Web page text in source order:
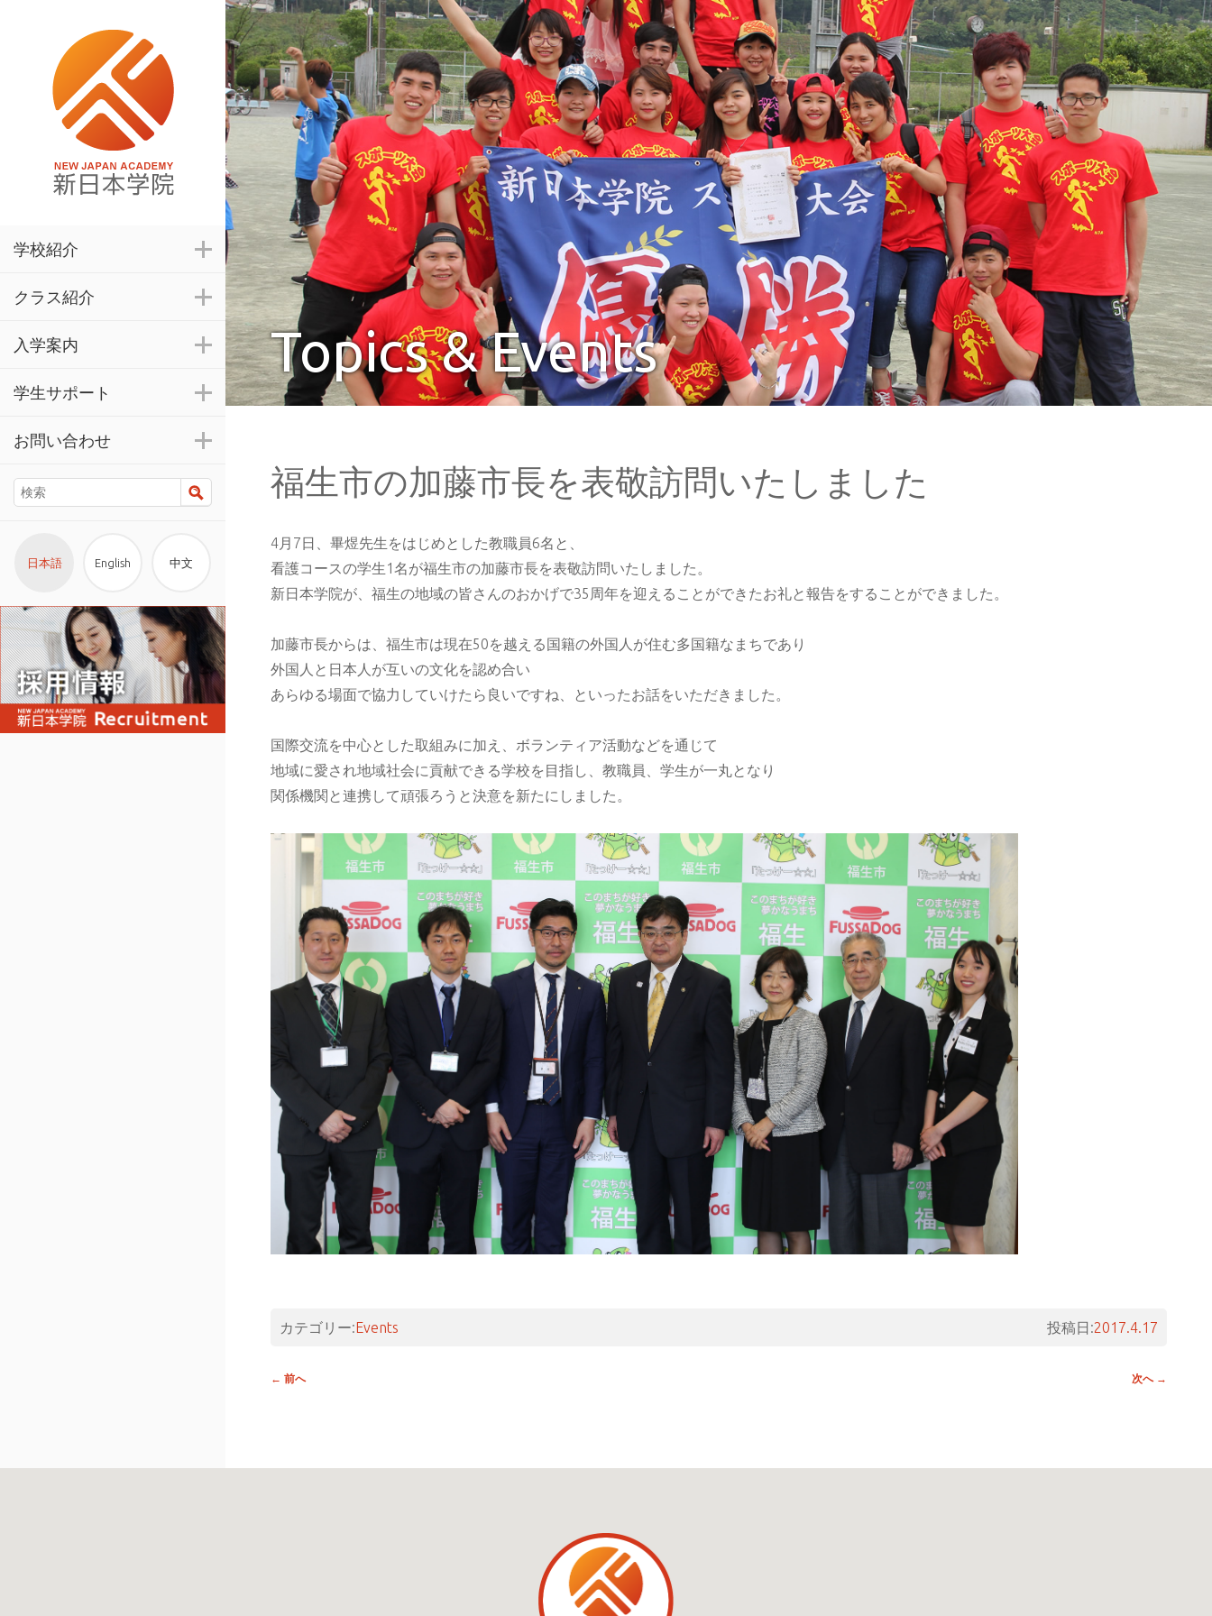
学校紹介
クラス紹介
入学案内
学生サポート
お問い合わせ
検索
日本語 English 中文
Topics & Events
福生市の加藤市長を表敬訪問いたしました
4月7日、畢煜先生をはじめとした教職員6名と、
看護コースの学生1名が福生市の加藤市長を表敬訪問いたしました。
新日本学院が、福生の地域の皆さんのおかげで35周年を迎えることができたお礼と報告をすることができました。
加藤市長からは、福生市は現在50を越える国籍の外国人が住む多国籍なまちであり
外国人と日本人が互いの文化を認め合い
あらゆる場面で協力していけたら良いですね、といったお話をいただきました。
国際交流を中心とした取組みに加え、ボランティア活動などを通じて
地域に愛され地域社会に貢献できる学校を目指し、教職員、学生が一丸となり
関係機関と連携して頑張ろうと決意を新たにしました。
カテゴリー: Events 投稿日:2017.4.17
投稿ナビゲーション
← 前へ 次へ →